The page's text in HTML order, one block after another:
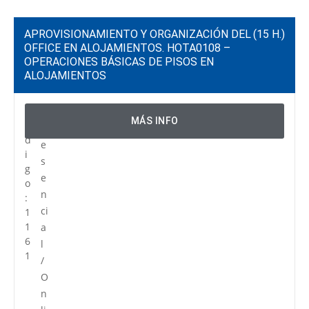
APROVISIONAMIENTO Y ORGANIZACIÓN DEL
OFFICE EN ALOJAMIENTOS. HOTA0108 –
OPERACIONES BÁSICAS DE PISOS EN
ALOJAMIENTOS
(15 H.)
d
i
g
o
:
1
1
6
1
e
s
e
n
ci
a
l
/
O
n
MÁS INFO